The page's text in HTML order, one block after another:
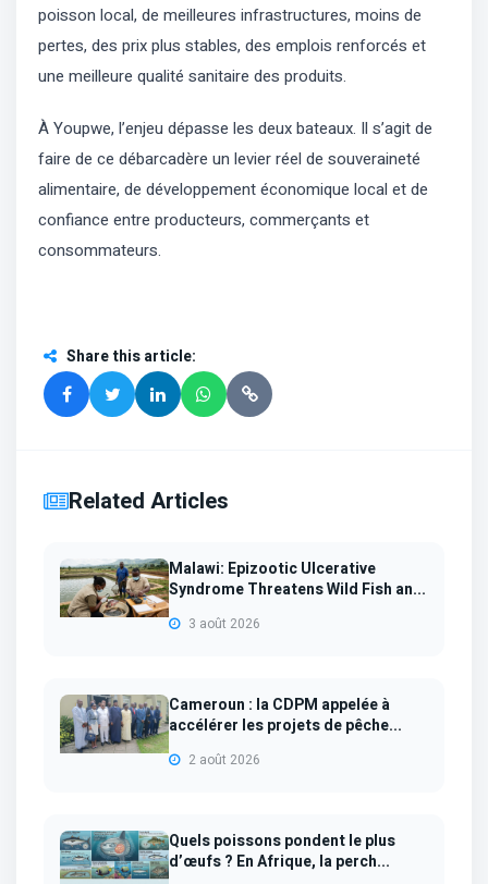
poisson local, de meilleures infrastructures, moins de
pertes, des prix plus stables, des emplois renforcés et
une meilleure qualité sanitaire des produits.
À Youpwe, l’enjeu dépasse les deux bateaux. Il s’agit de
faire de ce débarcadère un levier réel de souveraineté
alimentaire, de développement économique local et de
confiance entre producteurs, commerçants et
consommateurs.
Share this article:
Related Articles
Malawi: Epizootic Ulcerative
Syndrome Threatens Wild Fish an...
3 août 2026
Cameroun : la CDPM appelée à
accélérer les projets de pêche...
2 août 2026
Quels poissons pondent le plus
d’œufs ? En Afrique, la perch...